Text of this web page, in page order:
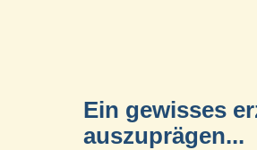
Ein gewisses
auszuprägen...